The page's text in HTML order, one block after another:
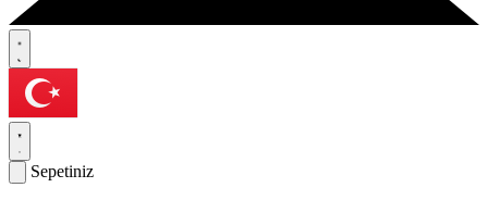
Sepetiniz